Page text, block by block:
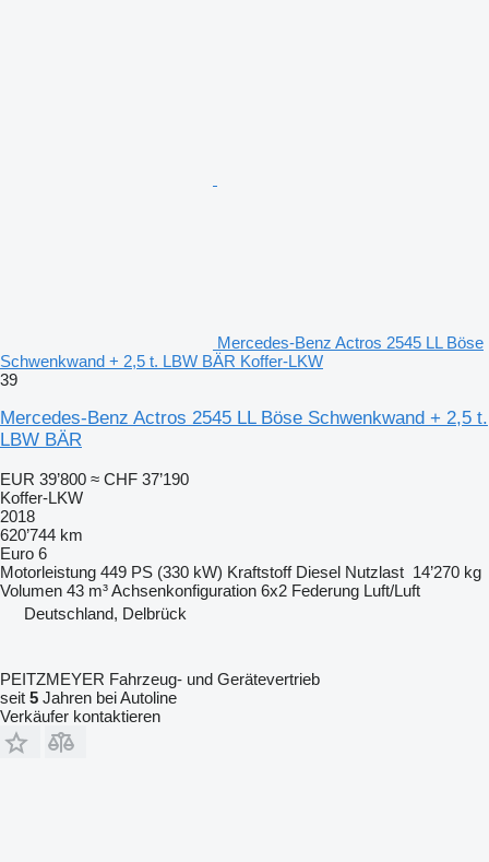
Mercedes-Benz Actros 2545 LL Böse
Schwenkwand + 2,5 t. LBW BÄR Koffer-LKW
39
Mercedes-Benz Actros 2545 LL Böse Schwenkwand + 2,5 t.
LBW BÄR
EUR 39’800 ≈ CHF 37’190
Koffer-LKW
2018
620’744 km
Euro 6
Motorleistung 449 PS (330 kW) Kraftstoff Diesel Nutzlast 14’270 kg
Volumen 43 m³Achsenkonfiguration 6x2 Federung Luft/Luft
Deutschland, Delbrück
PEITZMEYER Fahrzeug- und Gerätevertrieb
seit 5 Jahren bei Autoline
Verkäufer kontaktieren